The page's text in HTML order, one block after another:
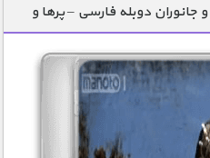
دوبله فارسی – پر‌ها و